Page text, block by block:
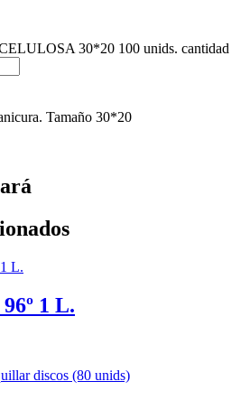
30*20 100 unids. cantidad
Tamaño 30*20
1 L.